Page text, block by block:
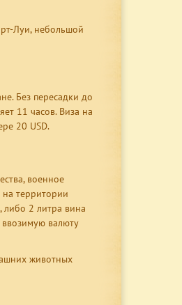
Луи, небольшой
Без пересадки до
11 часов. Виза на
20 USD.
военное
территории
либо 2 литра вина
валюту
животных